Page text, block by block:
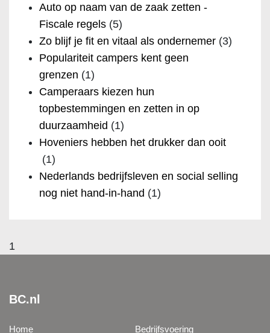
Auto op naam van de zaak zetten -
Fiscale regels (5)
Zo blijf je fit en vitaal als ondernemer (3)
Populariteit campers kent geen
grenzen (1)
Camperaars kiezen hun
topbestemmingen en zetten in op
duurzaamheid (1)
Hoveniers hebben het drukker dan ooit
(1)
Nederlands bedrijfsleven en social selling
nog niet hand-in-hand (1)
1
BC.nl
Home
Bedrijfsvoering